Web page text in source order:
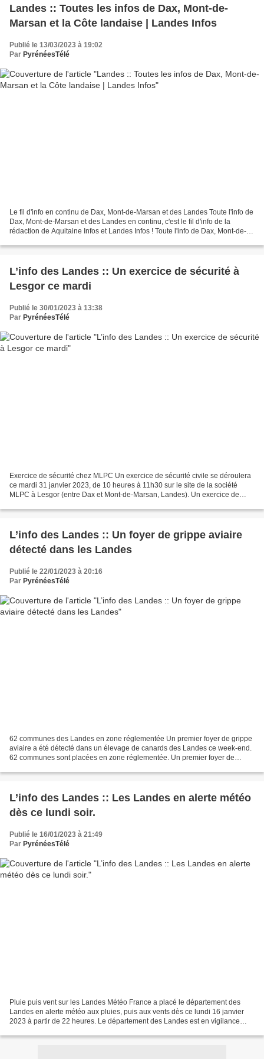
Landes :: Toutes les infos de Dax, Mont-de-
Marsan et la Côte landaise | Landes Infos
Publié le 13/03/2023 à 19:02
Par PyrénéesTélé
Le fil d'info en continu de Dax, Mont-de-Marsan et des Landes Toute l'info de
Dax, Mont-de-Marsan et des Landes en continu, c'est le fil d'info de la
rédaction de Aquitaine Infos et Landes Infos ! Toute l'info de Dax, Mont-de-
L’info des Landes :: Un exercice de sécurité à
Lesgor ce mardi
Publié le 30/01/2023 à 13:38
Par PyrénéesTélé
Exercice de sécurité chez MLPC Un exercice de sécurité civile se déroulera
ce mardi 31 janvier 2023, de 10 heures à 11h30 sur le site de la société
MLPC à Lesgor (entre Dax et Mont-de-Marsan, Landes). Un exercice de
L’info des Landes :: Un foyer de grippe aviaire
détecté dans les Landes
Publié le 22/01/2023 à 20:16
Par PyrénéesTélé
62 communes des Landes en zone réglementée Un premier foyer de grippe
aviaire a été détecté dans un élevage de canards des Landes ce week-end.
62 communes sont placées en zone réglementée. Un premier foyer de
L’info des Landes :: Les Landes en alerte météo
dès ce lundi soir.
Publié le 16/01/2023 à 21:49
Par PyrénéesTélé
Pluie puis vent sur les Landes Météo France a placé le département des
Landes en alerte météo aux pluies, puis aux vents dès ce lundi 16 janvier
2023 à partir de 22 heures. Le département des Landes est en vigilance